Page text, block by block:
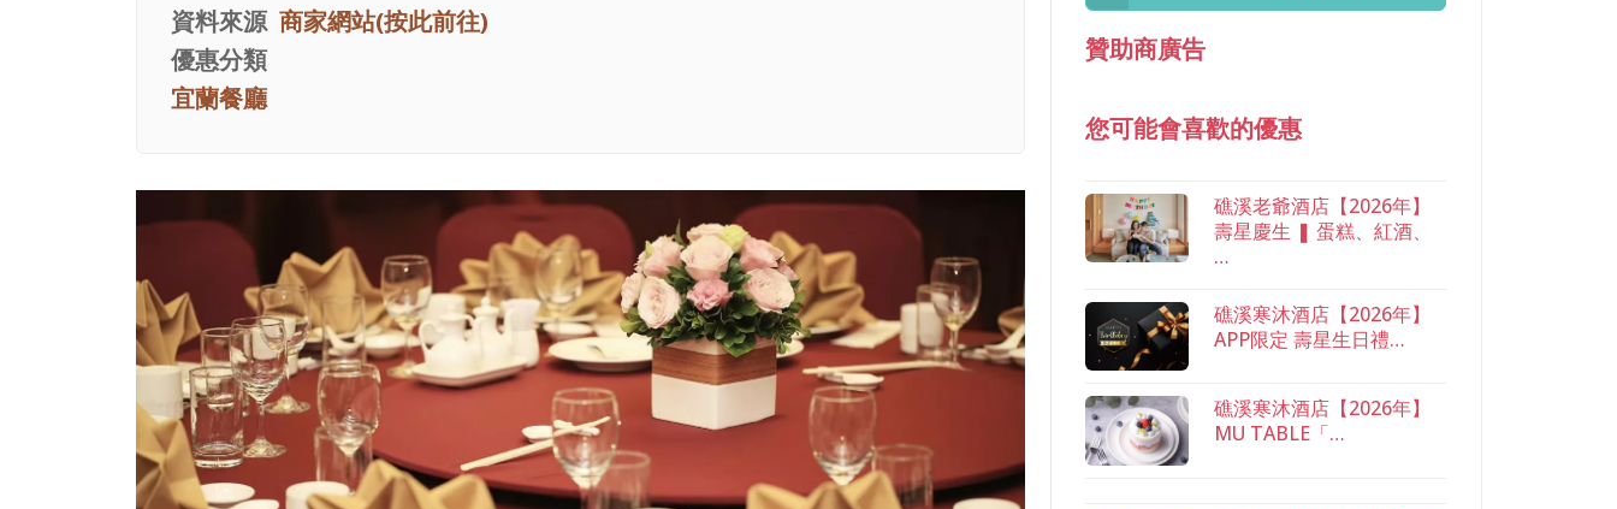
資料來源 商家網站(按此前往)
優惠分類
宜蘭餐廳
贊助商廣告
您可能會喜歡的優惠
礁溪老爺酒店【2026年】
壽星慶生 ❚ 蛋糕、紅酒、
…
礁溪寒沐酒店【2026年】
APP限定 壽星生日禮…
礁溪寒沐酒店【2026年】
MU TABLE「…